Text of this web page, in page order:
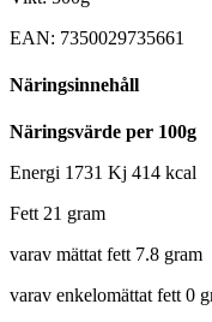
EAN: 7350029735661
Näringsinnehåll
Näringsvärde per 100g
Energi 1731 Kj 414 kcal
Fett 21 gram
varav mättat fett 7.8 gram
varav enkelomättat fett 0